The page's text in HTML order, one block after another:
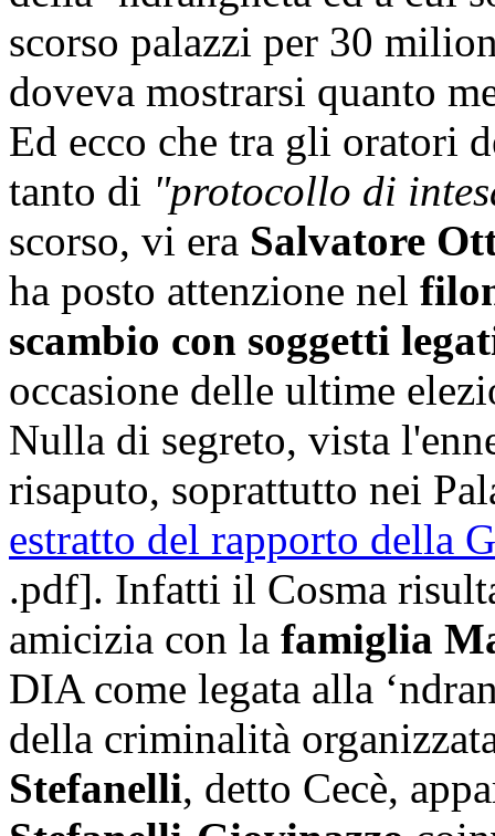
scorso palazzi per 30
doveva mostrarsi quanto
Ed ecco che tra gli oratori
tanto di "protocollo di
scorso, vi era Salvatore
ha posto attenzione nel
scambio con soggetti
occasione delle ultime
Nulla di segreto, vista
risaputo, soprattutto nei
estratto del rapporto della
.pdf]. Infatti il Cosma
amicizia con la famiglia
DIA come legata alla
della criminalità
Stefanelli, detto Cecè,